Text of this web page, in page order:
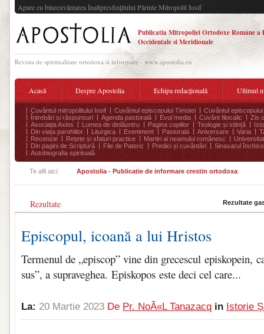
Apare cu binecuvântarea Înaltpresfinţitului Părinte Mitropolit Iosif
Publicatia Mitropoliei Ortodoxe Române a
Occidentale si Meridionale
Revista de spiritualitate ortodoxa si informare - www.apostolia.eu
Acasă Despre Apostolia Echipa redacțională Ultimul
Cuvântul mitropolitului Iosif Cuvântul episcopului Timotei
Cuvântul episcopului
Întrebări și răspunsuri
Agenda pastorală Evul media Cuvânt filocalic
Zis-
Asociația Axios
Lumea de dinlăuntru Pagina copiilor Teologie și stiință
Din viața parohiilor
Liturgica Eveniment Pastorala Aniversare Varia
Recenzie
Rețete și sfaturi practice Martiri ai neamului românesc
Din pagini de Scriptură
File de Pateric Predici și cuvântări
Sinaxarul
Autobiografia spirituală
Te afli aici: Apostolia - Publicatie de informare crestin ortodoxa
Rezultate Rezultate
Episcopul, icoană a lui Hristos
Termenul de „episcop” vine din grecescul episkopein,
sus”, a supraveghea. Episkopos este deci cel care...
La: 20 Martie 2023 De Pr. NoÃ«l Tanazacq in Istorie